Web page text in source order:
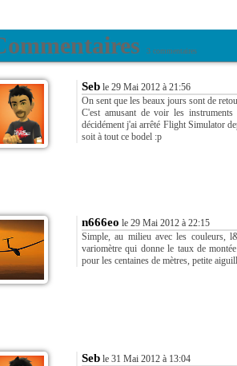
3 commentaires
Seb le 29 Mai 2012 à 21:56
On sent que les beaux jours sont de
C'est amusant de voir les
décidément j'ai arrêté Flight Simulator
soit à tout ce bodel :p
n666eo le 29 Mai 2012 à 22:15
Simple, au milieu avec les couleurs,
variomètre qui donne le taux de
pour les centaines de mètres, petite
Seb le 31 Mai 2012 à 13:04